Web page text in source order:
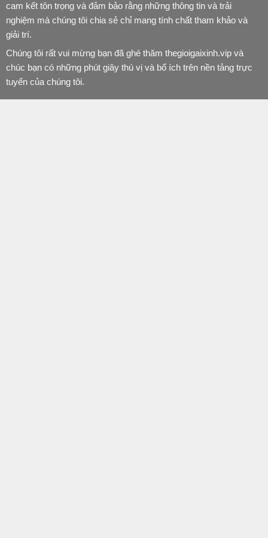
cam kết tôn trọng và đảm bảo rằng những thông tin và trải
nghiệm mà chúng tôi chia sẻ chỉ mang tính chất tham khảo và
giải trí.
Chúng tôi rất vui mừng bạn đã ghé thăm thegioigaixinh.vip và
chúc bạn có những phút giây thú vị và bổ ích trên nền tảng trực
tuyến của chúng tôi.